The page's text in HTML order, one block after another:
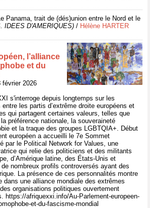
Panama, trait de (dés)union entre le Nord et le
IDEES D'AMERIQUES) / Hélène HARTER
l’alliance
et du
2026
s'interroge depuis longtemps sur les
les partis d’extrême droite européens et
qui partagent certaines valeurs, telles que
préférence nationale, la souveraineté
et la traque des groupes LGBTQIA+. Début
européen a accueilli le 7e Sommet
par le Political Network for Values, une
qui relie des politiciens et des militants
d’Amérique latine, des États-Unis et
de nombreux profils controversés ayant des
La présence de ces personnalités montre
dans une alliance mondiale des extrêmes
organisations politiques ouvertement
https://afriquexxi.info/Au-Parlement-europeen-
et-du-fascisme-mondial